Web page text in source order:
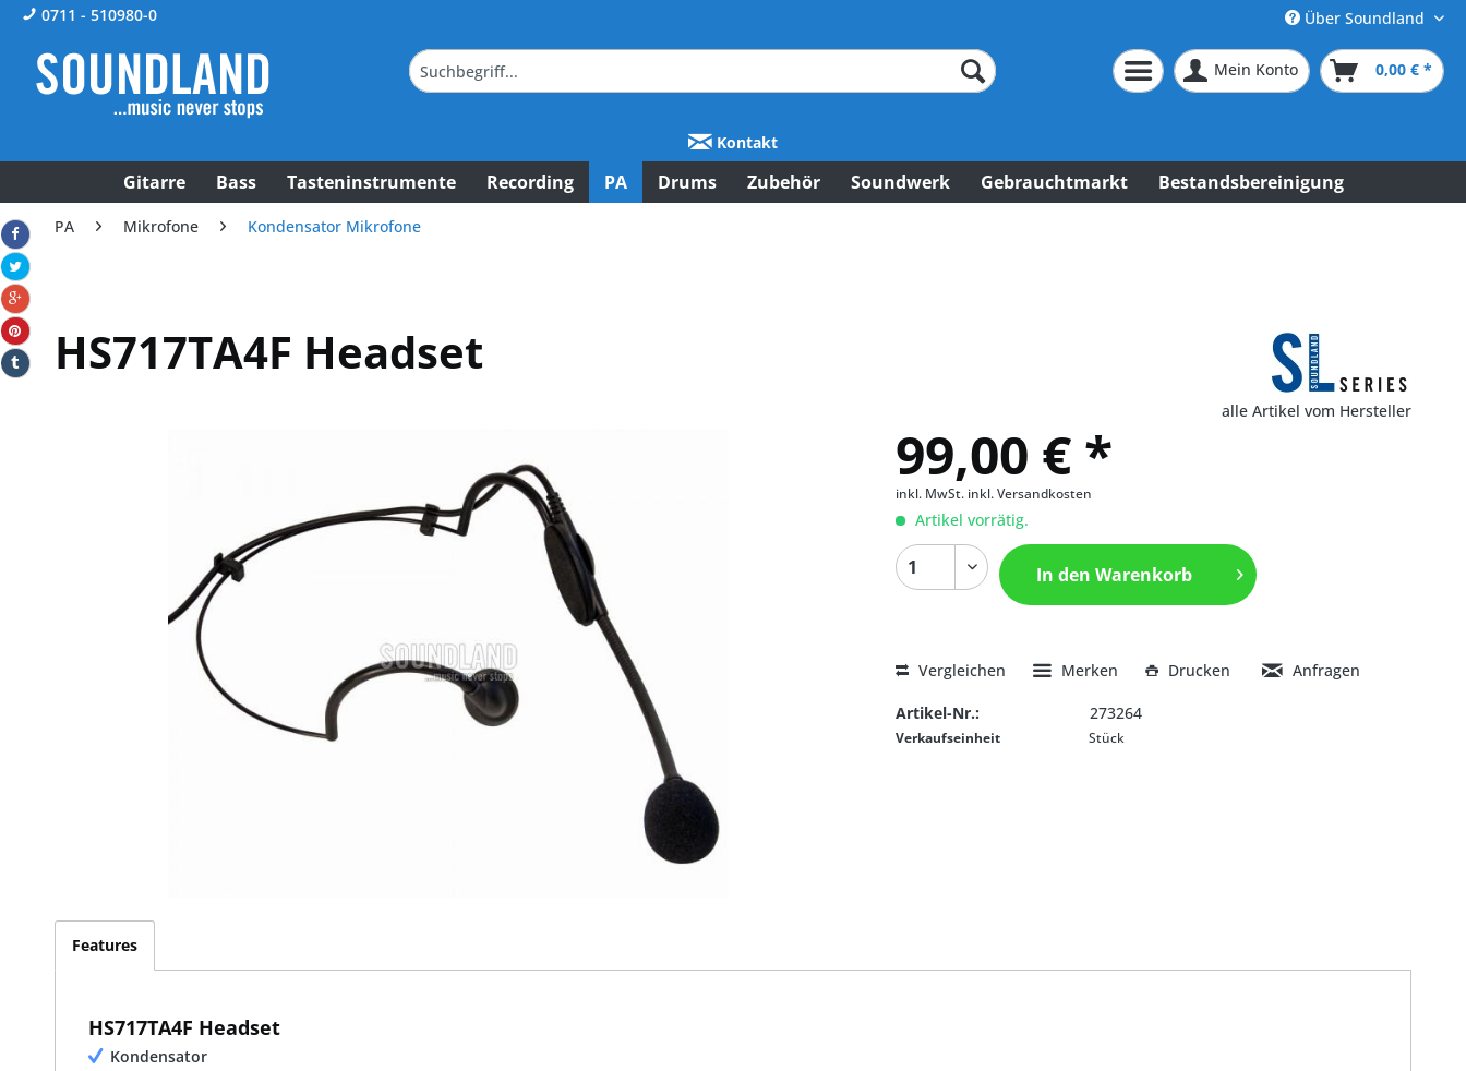
0711 - 510980-0 Über Soundland
Mein Konto 0,00 € *
Kontakt
Gitarre Bass Tasteninstrumente Recording PA Drums Zubehör Soundwerk Gebrauchtmarkt Bestandsbereinigung
PA Mikrofone Kondensator Mikrofone
HS717TA4F Headset
alle Artikel vom Hersteller
99,00 € *
inkl. MwSt. inkl. Versandkosten
Artikel vorrätig.
In den Warenkorb
Vergleichen Merken Drucken Anfragen
Artikel-Nr.: 273264
Verkaufseinheit Stück
Features
HS717TA4F Headset
Kondensator